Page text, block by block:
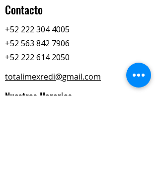
Contacto
+52 222 304 4005
+52 563 842 7906
+52 222 614 2050
totalimexredi@gmail.com
Nuestros Horarios